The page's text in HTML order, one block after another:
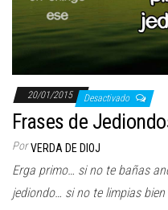
20/01/2015 Desactivado
Frases de
Por VERDA DE DIOJ
Erga primo… si no te bañas
jediondo… si no te limpias